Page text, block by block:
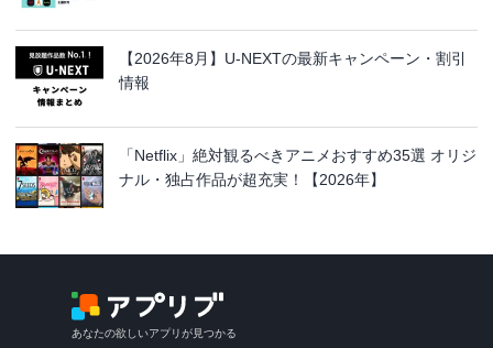
【2026年8月】U-NEXTの最新キャンペーン・割引
情報
「Netflix」絶対観るべきアニメおすすめ35選 オリジ
ナル・独占作品が超充実！【2026年】
あなたの欲しいアプリが見つかる